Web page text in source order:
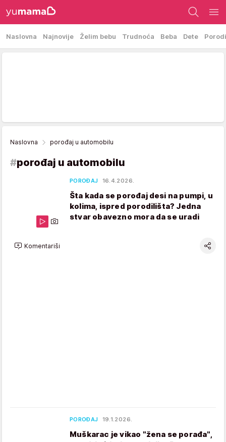
Naslovna Najnovije Želim bebu Trudnoća Beba Dete
Naslovna porođaj u automobilu
#porođaj u automobilu
POROĐAJ 16.4.2026.
Šta kada se porođaj desi na pumpi, u
kolima, ispred porodilišta? Jedna
stvar obavezno mora da se uradi
Komentariši
POROĐAJ 19.1.2026.
Muškarac je vikao "žena se porađa",